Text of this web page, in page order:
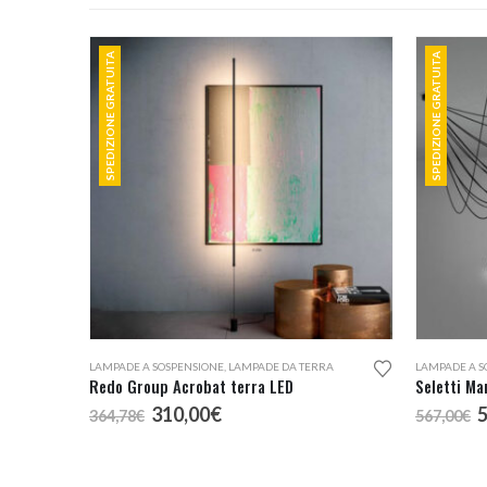
SPEDIZIONE GRATUITA
LAMPADE A SOSPENSIONE LAMPADE DA TERRA
Redo Group Acrobat terra LED
364,78€ Il
prezzo
310,00€Il
SPEDIZIONE GRATUITA
LAMPADE A
Seletti
567,00€ Il